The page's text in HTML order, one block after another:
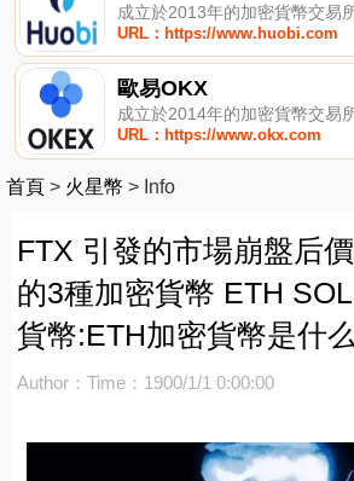
成立於2013年的加密貨幣交易
URL：https://www.huobi.com
歐易OKX
成立於2014年的加密貨幣交易
URL：https://www.okx.com
首頁 > 火星幣 > Info
FTX 引發的市場崩盤后
的3種加密貨幣 ETH
貨幣:ETH加密貨幣是什
Author： Time：1900/1/1 0:00:00